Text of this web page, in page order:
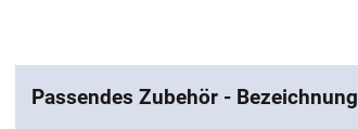
Passendes Zubehör - Bezeichnung